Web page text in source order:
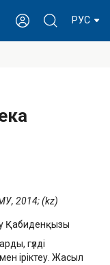
РУС
2014; (kz)
Қабиденқызы
гүлді
іріктеу. Жасыл